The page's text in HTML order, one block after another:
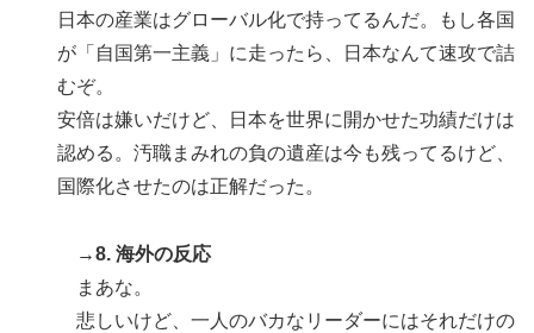
日本の産業はグローバル化で持ってるんだ。もし各国
が「自国第一主義」に走ったら、日本なんて速攻で詰
むぞ。
安倍は嫌いだけど、日本を世界に開かせた功績だけは
認める。汚職まみれの負の遺産は今も残ってるけど、
国際化させたのは正解だった。
→8. 海外の反応
まあな。
悲しいけど、一人のバカなリーダーにはそれだけの